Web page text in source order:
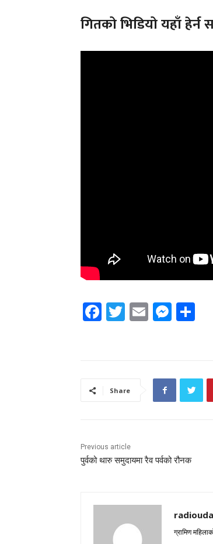
गितको भिडियो यहाँ हेर्न
Facebook
Twitter
Email
Share
Previous article
पुर्वको थारु समुदायमा रैव पर्वको रौनक
ग्रामिण